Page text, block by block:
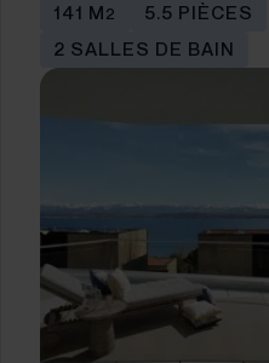
141 M2
5.5 PIÈCES
2 SALLES DE BAIN